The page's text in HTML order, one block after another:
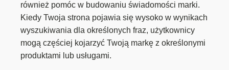
również pomóc w budowaniu świadomości marki.
Kiedy Twoja strona pojawia się wysoko w wynikach
wyszukiwania dla określonych fraz, użytkownicy
mogą częściej kojarzyć Twoją markę z określonymi
produktami lub usługami.